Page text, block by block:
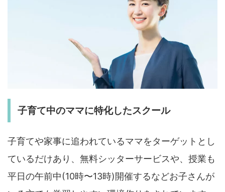
子育て中のママに特化したスクール
子育てや家事に追われているママをターゲットとし
ているだけあり、無料シッターサービスや、授業も
平日の午前中(10時〜13時)開催するなどお子さんが